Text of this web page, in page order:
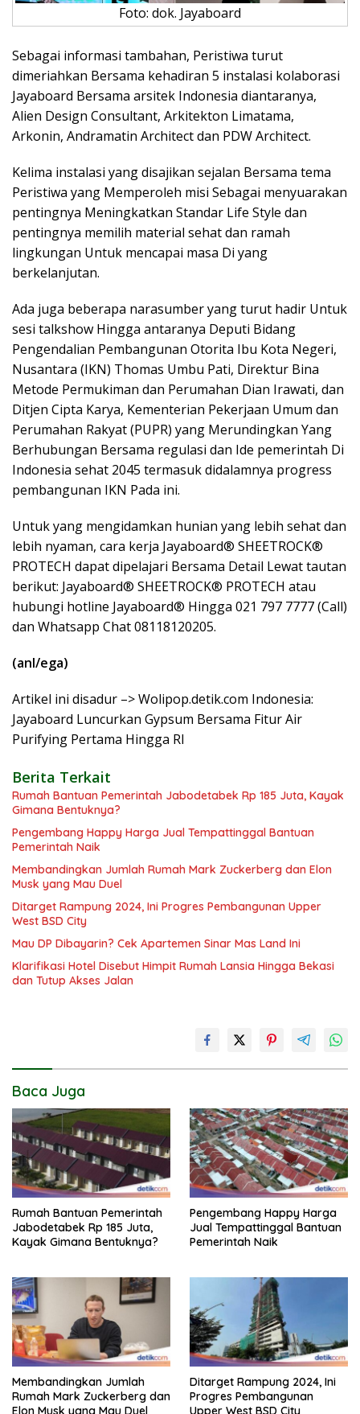
Foto: dok. Jayaboard
Sebagai informasi tambahan, Peristiwa turut
dimeriahkan Bersama kehadiran 5 instalasi kolaborasi
Jayaboard Bersama arsitek Indonesia diantaranya,
Alien Design Consultant, Arkitekton Limatama,
Arkonin, Andramatin Architect dan PDW Architect.
Kelima instalasi yang disajikan sejalan Bersama tema
Peristiwa yang Memperoleh misi Sebagai menyuarakan
pentingnya Meningkatkan Standar Life Style dan
pentingnya memilih material sehat dan ramah
lingkungan Untuk mencapai masa Di yang
berkelanjutan.
Ada juga beberapa narasumber yang turut hadir Untuk
sesi talkshow Hingga antaranya Deputi Bidang
Pengendalian Pembangunan Otorita Ibu Kota Negeri,
Nusantara (IKN) Thomas Umbu Pati, Direktur Bina
Metode Permukiman dan Perumahan Dian Irawati, dan
Ditjen Cipta Karya, Kementerian Pekerjaan Umum dan
Perumahan Rakyat (PUPR) yang Merundingkan Yang
Berhubungan Bersama regulasi dan Ide pemerintah Di
Indonesia sehat 2045 termasuk didalamnya progress
pembangunan IKN Pada ini.
Untuk yang mengidamkan hunian yang lebih sehat dan
lebih nyaman, cara kerja Jayaboard® SHEETROCK®
PROTECH dapat dipelajari Bersama Detail Lewat tautan
berikut: Jayaboard® SHEETROCK® PROTECH atau
hubungi hotline Jayaboard® Hingga 021 797 7777 (Call)
dan Whatsapp Chat 08118120205.
(anl/ega)
Artikel ini disadur –> Wolipop.detik.com Indonesia:
Jayaboard Luncurkan Gypsum Bersama Fitur Air
Purifying Pertama Hingga RI
Berita Terkait
Rumah Bantuan Pemerintah Jabodetabek Rp 185 Juta, Kayak
Gimana Bentuknya?
Pengembang Happy Harga Jual Tempattinggal Bantuan
Pemerintah Naik
Membandingkan Jumlah Rumah Mark Zuckerberg dan Elon
Musk yang Mau Duel
Ditarget Rampung 2024, Ini Progres Pembangunan Upper
West BSD City
Mau DP Dibayarin? Cek Apartemen Sinar Mas Land Ini
Klarifikasi Hotel Disebut Himpit Rumah Lansia Hingga Bekasi
dan Tutup Akses Jalan
Baca Juga
Rumah Bantuan Pemerintah
Jabodetabek Rp 185 Juta,
Kayak Gimana Bentuknya?
Pengembang Happy Harga
Jual Tempattinggal Bantuan
Pemerintah Naik
Membandingkan Jumlah
Rumah Mark Zuckerberg dan
Elon Musk yang Mau Duel
Ditarget Rampung 2024, Ini
Progres Pembangunan
Upper West BSD City